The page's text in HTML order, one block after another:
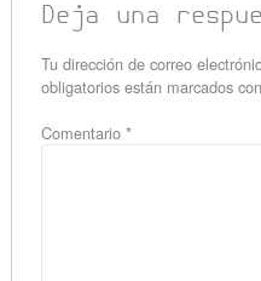
Deja una
Tu dirección de correo
obligatorios están marcados con
Comentario *